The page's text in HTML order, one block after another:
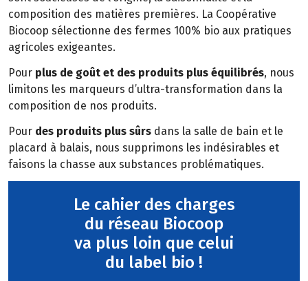
composition des matières premières. La Coopérative
Biocoop sélectionne des fermes 100% bio aux pratiques
agricoles exigeantes.
Pour plus de goût et des produits plus équilibrés, nous
limitons les marqueurs d’ultra-transformation dans la
composition de nos produits.
Pour des produits plus sûrs dans la salle de bain et le
placard à balais, nous supprimons les indésirables et
faisons la chasse aux substances problématiques.
Le cahier des charges
du réseau Biocoop
va plus loin que celui
du label bio !